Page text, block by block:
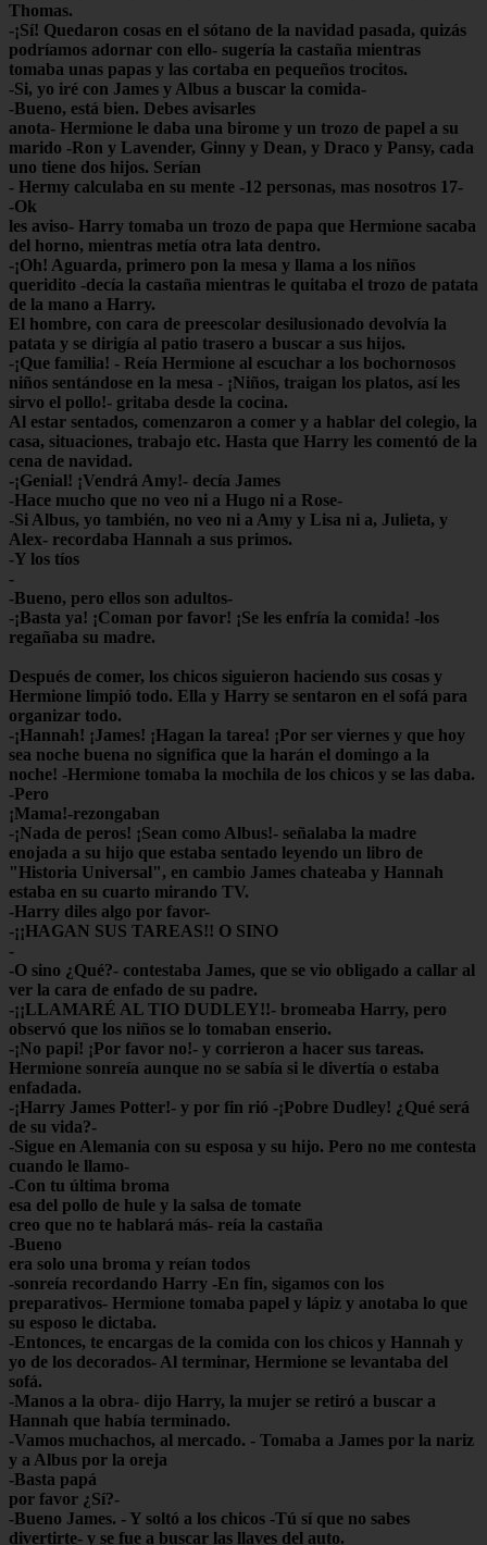
Thomas.
-¡Sí! Quedaron cosas en el sótano de la navidad pasada, quizás
podríamos adornar con ello- sugería la castaña mientras
tomaba unas papas y las cortaba en pequeños trocitos.
-Si, yo iré con James y Albus a buscar la comida-
-Bueno, está bien. Debes avisarles
anota- Hermione le daba una birome y un trozo de papel a su
marido -Ron y Lavender, Ginny y Dean, y Draco y Pansy, cada
uno tiene dos hijos. Serían
- Hermy calculaba en su mente -12 personas, mas nosotros 17-
-Ok
les aviso- Harry tomaba un trozo de papa que Hermione sacaba
del horno, mientras metía otra lata dentro.
-¡Oh! Aguarda, primero pon la mesa y llama a los niños
queridito -decía la castaña mientras le quitaba el trozo de patata
de la mano a Harry.
El hombre, con cara de preescolar desilusionado devolvía la
patata y se dirigía al patio trasero a buscar a sus hijos.
-¡Que familia! - Reía Hermione al escuchar a los bochornosos
niños sentándose en la mesa - ¡Niños, traigan los platos, así les
sirvo el pollo!- gritaba desde la cocina.
Al estar sentados, comenzaron a comer y a hablar del colegio, la
casa, situaciones, trabajo etc. Hasta que Harry les comentó de la
cena de navidad.
-¡Genial! ¡Vendrá Amy!- decía James
-Hace mucho que no veo ni a Hugo ni a Rose-
-Si Albus, yo también, no veo ni a Amy y Lisa ni a, Julieta, y
Alex- recordaba Hannah a sus primos.
-Y los tíos
-
-Bueno, pero ellos son adultos-
-¡Basta ya! ¡Coman por favor! ¡Se les enfría la comida! -los
regañaba su madre.
Después de comer, los chicos siguieron haciendo sus cosas y
Hermione limpió todo. Ella y Harry se sentaron en el sofá para
organizar todo.
-¡Hannah! ¡James! ¡Hagan la tarea! ¡Por ser viernes y que hoy
sea noche buena no significa que la harán el domingo a la
noche! -Hermione tomaba la mochila de los chicos y se las daba.
-Pero
¡Mama!-rezongaban
-¡Nada de peros! ¡Sean como Albus!- señalaba la madre
enojada a su hijo que estaba sentado leyendo un libro de
"Historia Universal", en cambio James chateaba y Hannah
estaba en su cuarto mirando TV.
-Harry diles algo por favor-
-¡¡HAGAN SUS TAREAS!! O SINO
-
-O sino ¿Qué?- contestaba James, que se vio obligado a callar al
ver la cara de enfado de su padre.
-¡¡LLAMARÉ AL TIO DUDLEY!!- bromeaba Harry, pero
observó que los niños se lo tomaban enserio.
-¡No papi! ¡Por favor no!- y corrieron a hacer sus tareas.
Hermione sonreía aunque no se sabía si le divertía o estaba
enfadada.
-¡Harry James Potter!- y por fin rió -¡Pobre Dudley! ¿Qué será
de su vida?-
-Sigue en Alemania con su esposa y su hijo. Pero no me contesta
cuando le llamo-
-Con tu última broma
esa del pollo de hule y la salsa de tomate
creo que no te hablará más- reía la castaña
-Bueno
era solo una broma y reían todos
-sonreía recordando Harry -En fin, sigamos con los
preparativos- Hermione tomaba papel y lápiz y anotaba lo que
su esposo le dictaba.
-Entonces, te encargas de la comida con los chicos y Hannah y
yo de los decorados- Al terminar, Hermione se levantaba del
sofá.
-Manos a la obra- dijo Harry, la mujer se retiró a buscar a
Hannah que había terminado.
-Vamos muchachos, al mercado. - Tomaba a James por la nariz
y a Albus por la oreja
-Basta papá
por favor ¿Sí?-
-Bueno James. - Y soltó a los chicos -Tú sí que no sabes
divertirte- y se fue a buscar las llaves del auto.